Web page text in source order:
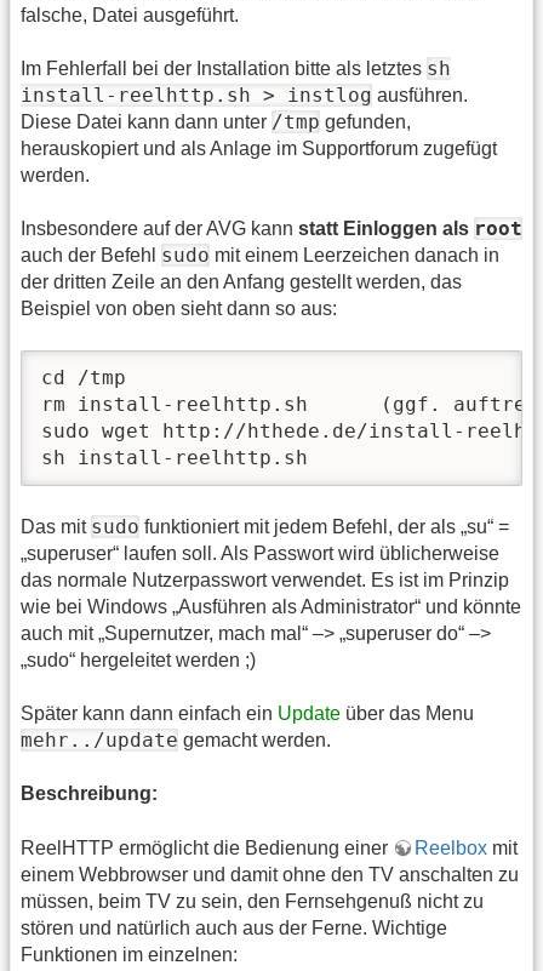
falsche, Datei ausgeführt.
Im Fehlerfall bei der Installation bitte als letztes sh
install-reelhttp.sh > instlog ausführen.
Diese Datei kann dann unter /tmp gefunden,
herauskopiert und als Anlage im Supportforum zugefügt
werden.
Insbesondere auf der AVG kann statt Einloggen als root
auch der Befehl sudo mit einem Leerzeichen danach in
der dritten Zeile an den Anfang gestellt werden, das
Beispiel von oben sieht dann so aus:
cd /tmp
rm install-reelhttp.sh      (ggf.
sudo wget http://hthede.de/install-
sh install-reelhttp.sh
Das mit sudo funktioniert mit jedem Befehl, der als „su“ =
„superuser“ laufen soll. Als Passwort wird üblicherweise
das normale Nutzerpasswort verwendet. Es ist im Prinzip
wie bei Windows „Ausführen als Administrator“ und könnte
auch mit „Supernutzer, mach mal“ –> „superuser do“ –>
„sudo“ hergeleitet werden ;)
Später kann dann einfach ein Update über das Menu
mehr../update gemacht werden.
Beschreibung:
ReelHTTP ermöglicht die Bedienung einer Reelbox mit
einem Webbrowser und damit ohne den TV anschalten zu
müssen, beim TV zu sein, den Fernsehgenuß nicht zu
stören und natürlich auch aus der Ferne. Wichtige
Funktionen im einzelnen: